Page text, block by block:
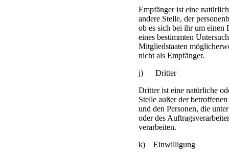
Empfänger ist eine
andere Stelle, der
ob es sich bei ihr um einen
eines bestimmten
Mitgliedstaaten
nicht als Empfänger.
j) Dritter
Dritter ist eine natürliche
Stelle außer der
und den Personen, die
oder des
verarbeiten.
k) Einwilligung